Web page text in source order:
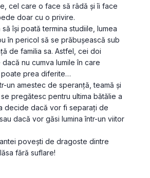
cel care o face să râdă și îi face
doar cu o privire.
își poată termina studiile, lumea
în pericol să se prăbușească sub
de familia sa. Astfel, cei doi
nu cumva lumile în care
poate prea diferite…
un amestec de speranță, teamă și
pregătesc pentru ultima bătălie a
decide dacă vor fi separați de
dacă vor găsi lumina într-un viitor
povești de dragoste dintre
fără suflare!